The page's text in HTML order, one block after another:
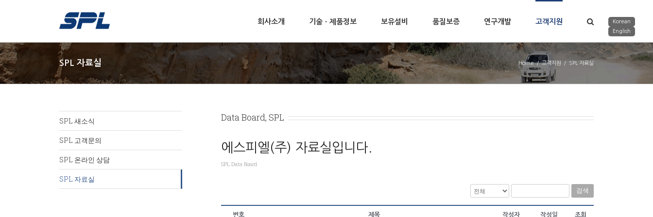
회사소개 기술ㆍ제품정보 보유설비 품질보증 연구개발 고객지원
Korean
English
SPL 자료실 Home / 고객지원 / SPL 자료실
Data Board, SPL
에스피엘(주) 자료실입니다.
SPL Data Board
검색
번호 제목 작성자 작성일 조회
SPL 새소식
SPL 고객문의
SPL 온라인 상담
SPL 자료실